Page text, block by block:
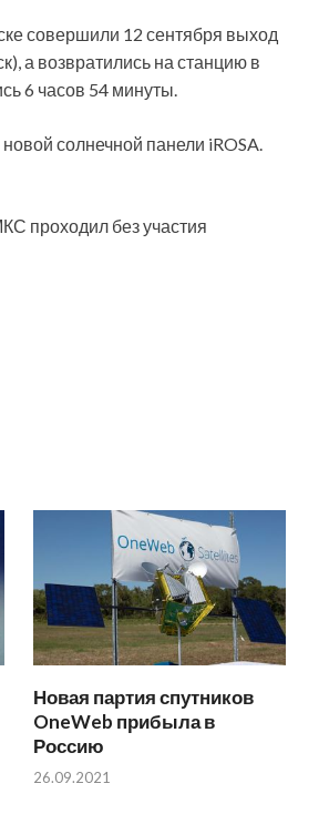
совершили 12 сентября выход
а возвратились на станцию в
6 часов 54 минуты.
солнечной панели iROSA.
проходил без участия
Новая партия спутников
OneWeb прибыла в
Россию
26.09.2021